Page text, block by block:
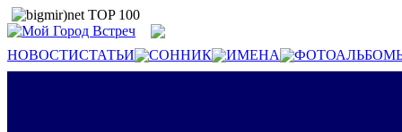
НОВОСТИСТАТЬИ СОННИК ИМЕНА